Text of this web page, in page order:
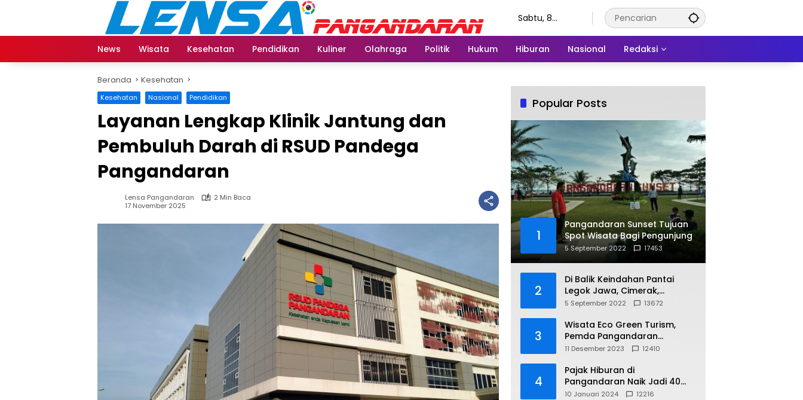
Sabtu, 8
News
Wisata Kesehatan Pendidikan Kuliner Olahraga Politik Hukum Hiburan Nasional Redaksi
Beranda Kesehatan
Kesehatan Nasional Pendidikan
Layanan Lengkap Klinik Jantung dan
Pembuluh Darah di RSUD Pandega
Pangandaran
Lensa Pangandaran
2 Min Baca
17 November 2025
Popular Posts
1
Pangandaran Sunset Tujuan
Spot Wisata Bagi Pengunjung
5 September 2022 17453
2
Di Balik Keindahan Pantai
Legok Jawa, Cimerak,
Pangandaran
5 September 2022 13672
3
Wisata Eco Green Turism,
Pemda Pangandaran
Gandeng PLN
11 Desember 2023 12410
4
Pajak Hiburan di
Pangandaran Naik Jadi 40
Persen
10 Januari 2024 12216